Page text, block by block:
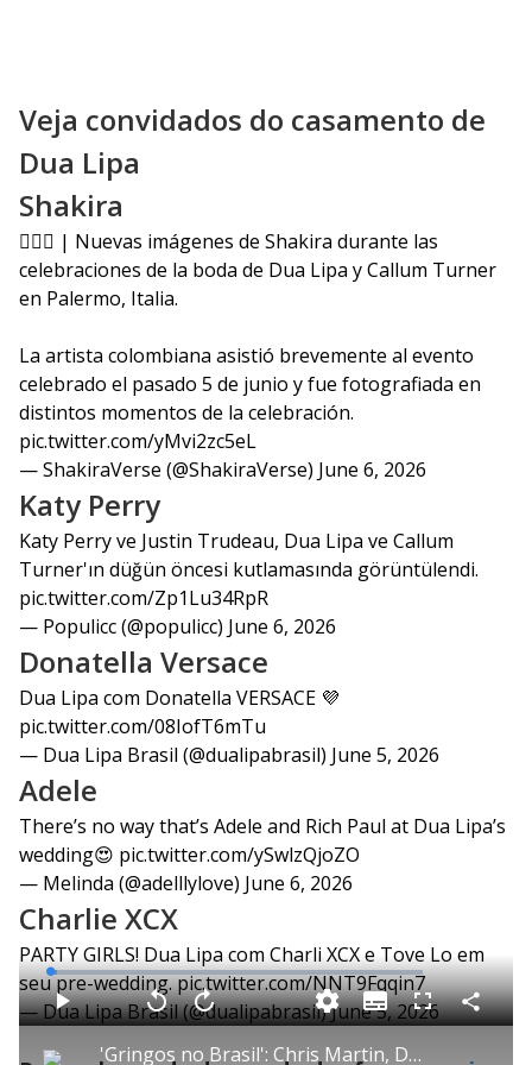
Veja convidados do casamento de
Dua Lipa
Shakira
👰🏻‍♀️ | Nuevas imágenes de Shakira durante las
celebraciones de la boda de Dua Lipa y Callum Turner
en Palermo, Italia.
La artista colombiana asistió brevemente al evento
celebrado el pasado 5 de junio y fue fotografiada en
distintos momentos de la celebración.
pic.twitter.com/yMvi2zc5eL
— ShakiraVerse (@ShakiraVerse) June 6, 2026
Katy Perry
Katy Perry ve Justin Trudeau, Dua Lipa ve Callum
Turner'ın düğün öncesi kutlamasında görüntülendi.
pic.twitter.com/Zp1Lu34RpR
— Populicc (@populicc) June 6, 2026
Donatella Versace
Dua Lipa com Donatella VERSACE 💜
pic.twitter.com/08IofT6mTu
— Dua Lipa Brasil (@dualipabrasil) June 5, 2026
Adele
There’s no way that’s Adele and Rich Paul at Dua Lipa’s
wedding😍 pic.twitter.com/ySwlzQjoZO
— Melinda (@adelllylove) June 6, 2026
Charlie XCX
PARTY GIRLS! Dua Lipa com Charli XCX e Tove Lo em
seu pre-wedding.pic.twitter.com/NNT9Fqqin7
— Dua Lipa Brasil (@dualipabrasil)June 5, 2026
'Gringos no Brasil': Chris Martin, Dua Lipa e Shawn Mendes aproveitam o país para shows e lazer
P V
t
A
n
L
o
a
d
e
:
2
S
u
b
i
F C
o